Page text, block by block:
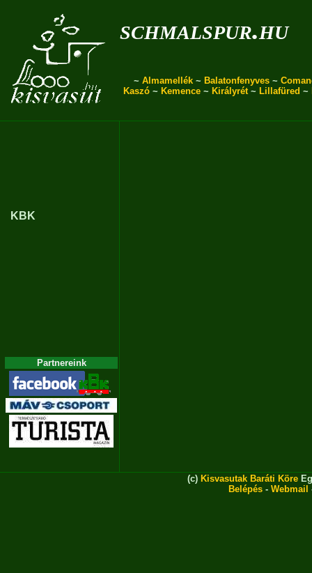
schmalspur.hu
~ Almamellék ~ Balatonfenyves ~
Kaszó~ Kemence~ Királyrét~ Lillafüred ~
KBK
Partnereink
(c) Kisvasutak Baráti Köre
Belépés - Webmail